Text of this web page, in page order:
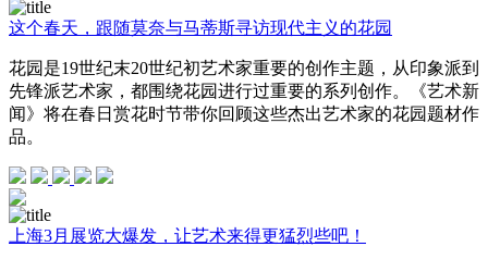
这个春天，跟随莫奈与马蒂斯寻访现代主义的花园
花园是19世纪末20世纪初艺术家重要的创作主题，从印象派到
先锋派艺术家，都围绕花园进行过重要的系列创作。《艺术新
闻》将在春日赏花时节带你回顾这些杰出艺术家的花园题材作
品。
上海3月展览大爆发，让艺术来得更猛烈些吧！